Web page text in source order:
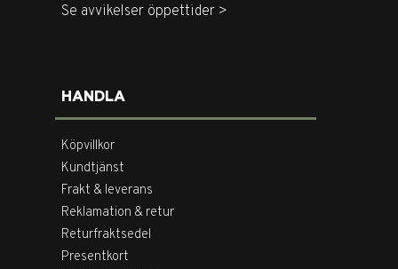
Se avvikelser öppettider >
HANDLA
Köpvillkor
Kundtjänst
Frakt & leverans
Reklamation & retur
Returfraktsedel
Presentkort